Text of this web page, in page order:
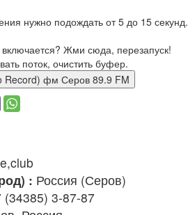
нужно подождать от 5 до 15 секунд.
Жми сюда, перезапуск!
поток, очистить буфер.
(Radio Record) фм Серов 89.9 FM
: Россия (Серов)
(34385) 3-87-87